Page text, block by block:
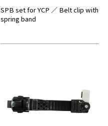
SPB set for YCP ／ Belt clip with
spring band